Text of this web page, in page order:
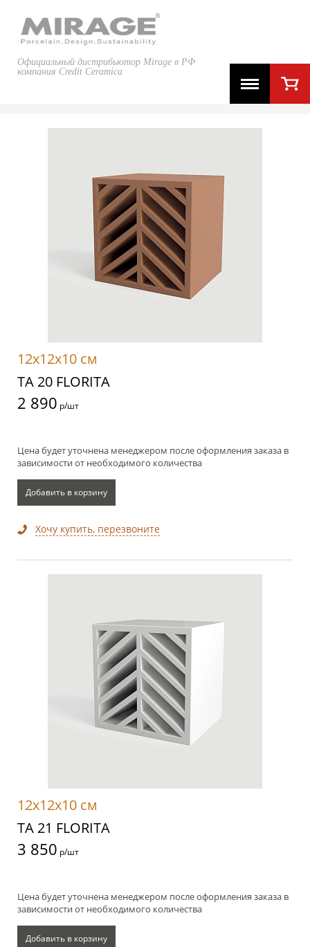
Официальный дистрибьютор Mirage в РФ
компания Credit Ceramica
12x12x10 см
TA 20 FLORITA
2 890 р/шт
Цена будет уточнена менеджером после оформления заказа в
зависимости от необходимого количества
Добавить в корзину
Хочу купить, перезвоните
12x12x10 см
TA 21 FLORITA
3 850 р/шт
Цена будет уточнена менеджером после оформления заказа в
зависимости от необходимого количества
Добавить в корзину